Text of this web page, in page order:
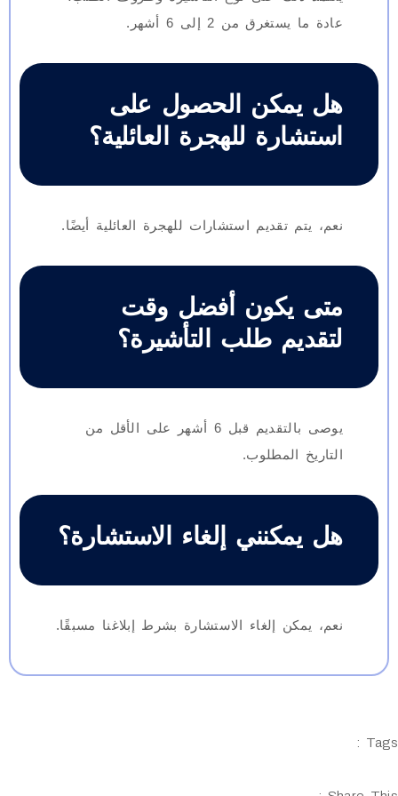
عادة ما يستغرق من 2 إلى 6 أشهر.
هل يمكن الحصول على
استشارة للهجرة العائلية؟
نعم، يتم تقديم استشارات للهجرة العائلية أيضًا.
متى يكون أفضل وقت
لتقديم طلب التأشيرة؟
يوصى بالتقديم قبل 6 أشهر على الأقل من
التاريخ المطلوب.
هل يمكنني إلغاء الاستشارة؟
نعم، يمكن إلغاء الاستشارة بشرط إبلاغنا مسبقًا.